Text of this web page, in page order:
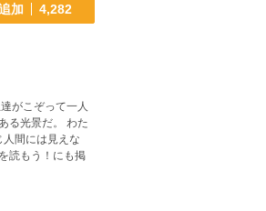
加 4,282
がこぞって一人
る光景だ。 わた
間には見えな